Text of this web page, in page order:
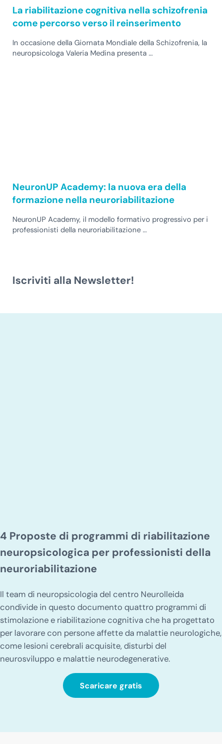
La riabilitazione cognitiva nella schizofrenia
come percorso verso il reinserimento
In occasione della Giornata Mondiale della Schizofrenia, la
neuropsicologa Valeria Medina presenta …
NeuronUP Academy: la nuova era della
formazione nella neuroriabilitazione
NeuronUP Academy, il modello formativo progressivo per i
professionisti della neuroriabilitazione …
Iscriviti alla Newsletter!
4 Proposte di programmi di riabilitazione
neuropsicologica per professionisti della
neuroriabilitazione
Il team di neuropsicologia del centro Neurolleida
condivide in questo documento quattro programmi di
stimolazione e riabilitazione cognitiva che ha progettato
per lavorare con persone affette da malattie neurologiche,
come lesioni cerebrali acquisite, disturbi del
neurosviluppo e malattie neurodegenerative.
Scaricare gratis